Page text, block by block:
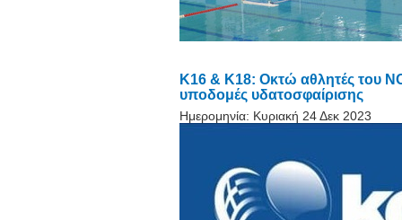
Κ16 & Κ18: Οκτώ αθλητές του
υποδομές υδατοσφαίρισης
Ημερομηνία: Κυριακή 24 Δεκ 2023